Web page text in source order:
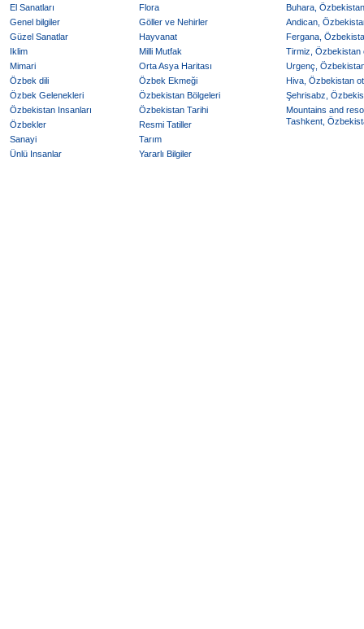
El Sanatları
Flora
Genel bilgiler
Göller ve Nehirler
Güzel Sanatlar
Hayvanat
Iklim
Milli Mutfak
Mimari
Orta Asya Haritası
Özbek dili
Özbek Ekmeği
Özbek Gelenekleri
Özbekistan Bölgeleri
Özbekistan Insanları
Özbekistan Tarihi
Özbekler
Resmi Tatiller
Sanayi
Tarım
Ünlü Insanlar
Yararlı Bilgiler
Buhara,
Andican,
Fergana,
Tirmiz, Özbekistan
Urgenç,
Hiva, Özbekistan
Şehrisabz,
Mountains and
Tashkent,